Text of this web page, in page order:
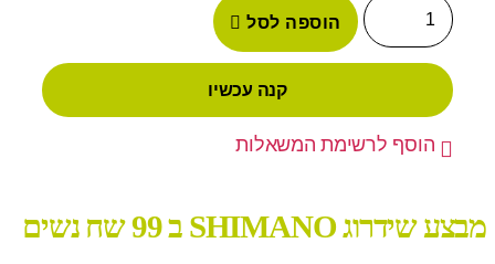
הוספה לסל
קנה עכשיו
הוסף לרשימת המשאלות
מבצע שידרוג SHIMANO ב 99 שח נשים